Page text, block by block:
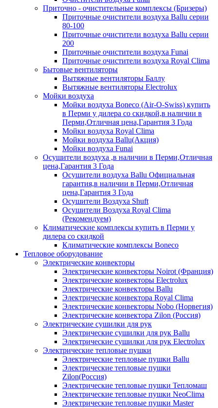
Приточно - очистительные комплексы (Бризеры)
Приточные очистители воздуха Ballu серии
80-100
Приточные очистители воздуха Ballu серии
200
Приточные очистители воздуха Funai
Приточные очистители воздуха Royal Clima
Бытовые вентиляторы
Вытяжные вентиляторы Баллу
Вытяжные вентиляторы Electrolux
Мойки воздуха
Мойки воздуха Boneco (Air-O-Swiss) купить
в Перми у дилера со скидкой,в наличии в
Перми,Отличная цена,Гарантия 3 Года
Мойки воздуха Royal Clima
Мойки воздуха Ballu(Акция)
Мойки воздуха Funai
Осушители воздуха ,в наличии в Перми,Отличная
цена,Гарантия 3 Года
Осушители воздуха Ballu Официальная
гарантия,в наличии в Перми,Отличная
цена,Гарантия 3 Года
Осушители Воздуха Shuft
Осушители Воздуха Royal Clima
(Рекомендуем)
Климатические комплексы купить в Перми у
дилера со скидкой
Климатические комплексы Boneсo
Тепловое оборудование
Электрические конвекторы
Электрические конвекторы Noirot (Франция)
Электрические конвекторы Electrolux
Электрические конвекторы Ballu
Электрические конвектора Royal Clima
Электрические конвекторы Nobo (Норвегия)
Электрические конвектора Zilon (Россия)
Электрические сушилки для рук
Электрические сушилки для рук Ballu
Электрические сушилки для рук Electrolux
Электрические тепловые пушки
Электрические тепловые пушки Ballu
Электрические тепловые пушки
Zilon(Россия)
Электрические тепловые пушки Тепломаш
Электрические тепловые пушки NeoClima
Электрические тепловые пушки Master